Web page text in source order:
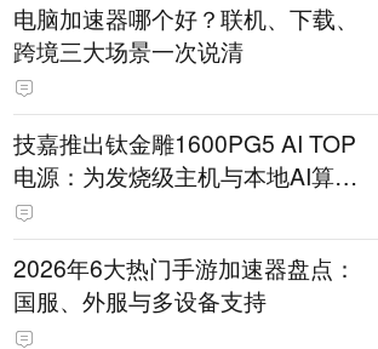
电脑加速器哪个好？联机、下载、
跨境三大场景一次说清
技嘉推出钛金雕1600PG5 AI TOP
电源：为发烧级主机与本地AI算力
打造旗舰供电方案
2026年6大热门手游加速器盘点：
国服、外服与多设备支持